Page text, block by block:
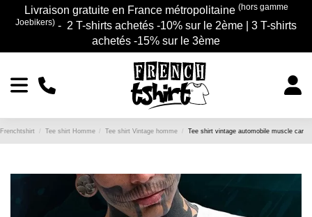
Livraison gratuite en France métropolitaine (hors gamme
Joebikers) - 2 T-shirts achetés -10% sur le 2ème | 3 T-shirts
achetés -15% sur le 3ème
Frenchtshirt Tee shirt Homme Tee shirt Vintage homme Tee shirt vintage automobile muscle car